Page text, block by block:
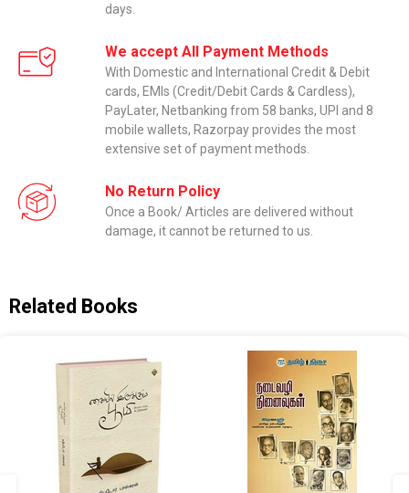
days.
We accept All Payment Methods
With Domestic and International Credit & Debit
cards, EMIs (Credit/Debit Cards & Cardless),
PayLater, Netbanking from 58 banks, UPI and 8
mobile wallets, Razorpay provides the most
extensive set of payment methods.
No Return Policy
Once a Book/ Articles are delivered without
damage, it cannot be returned to us.
Related Books